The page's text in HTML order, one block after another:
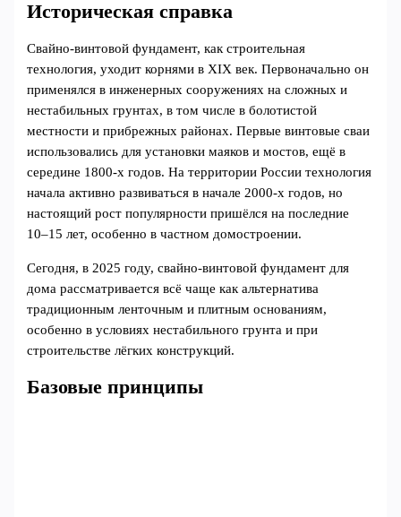
Историческая справка
Свайно-винтовой фундамент, как строительная
технология, уходит корнями в XIX век. Первоначально он
применялся в инженерных сооружениях на сложных и
нестабильных грунтах, в том числе в болотистой
местности и прибрежных районах. Первые винтовые сваи
использовались для установки маяков и мостов, ещё в
середине 1800-х годов. На территории России технология
начала активно развиваться в начале 2000-х годов, но
настоящий рост популярности пришёлся на последние
10–15 лет, особенно в частном домостроении.
Сегодня, в 2025 году, свайно-винтовой фундамент для
дома рассматривается всё чаще как альтернатива
традиционным ленточным и плитным основаниям,
особенно в условиях нестабильного грунта и при
строительстве лёгких конструкций.
Базовые принципы